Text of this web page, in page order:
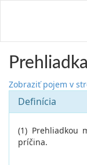
Zobraziť pojem v
Definícia
(1) Prehliadkou
príčina.